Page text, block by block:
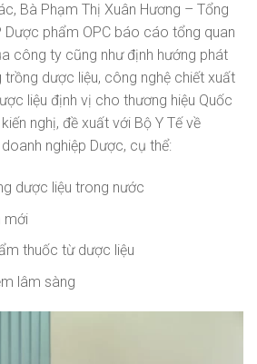
Bà Phạm Thị Xuân Hương – Tổng
phẩm OPC báo cáo tổng quan
công ty cũng như định hướng phát
trồng dược liệu, công nghệ chiết xuất
liệu định vị cho thương hiệu Quốc
nghị, đề xuất với Bộ Y Tế về
nghiệp Dược, cụ thể:
dược liệu trong nước
mới
thuốc từ dược liệu
lâm sàng